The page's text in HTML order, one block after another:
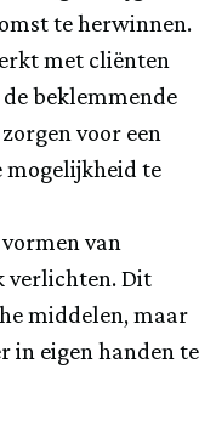
te herwinnen.
met cliënten
beklemmende
voor een
mogelijkheid te
van
verlichten. Dit
middelen, maar
in eigen handen te